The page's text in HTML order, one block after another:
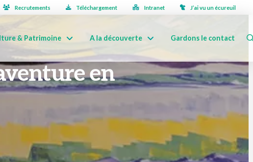
Recrutements Téléchargement Intranet J’ai vu un écureuil
& Patrimoine A la découverte Gardons le contact
en